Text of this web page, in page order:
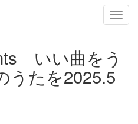
いい曲をう
うたを2025.5